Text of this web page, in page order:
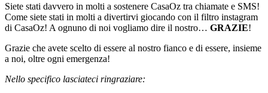
Siete stati davvero in molti a sostenere CasaOz tra chiamate e SMS!
Come siete stati in molti a divertirvi giocando con il filtro instagram
di CasaOz! A ognuno di noi vogliamo dire il nostro… GRAZIE!
Grazie che avete scelto di essere al nostro fianco e di essere, insieme
a noi, oltre ogni emergenza!
Nello specifico lasciateci ringraziare: